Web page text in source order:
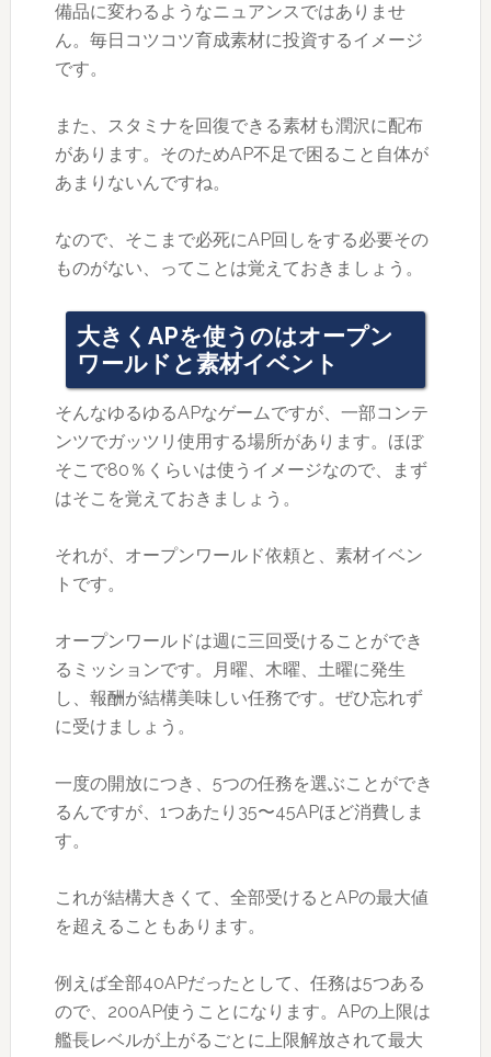
備品に変わるようなニュアンスではありませ
ん。毎日コツコツ育成素材に投資するイメージ
です。
また、スタミナを回復できる素材も潤沢に配布
があります。そのためAP不足で困ること自体が
あまりないんですね。
なので、そこまで必死にAP回しをする必要その
ものがない、ってことは覚えておきましょう。
大きくAPを使うのはオープン
ワールドと素材イベント
そんなゆるゆるAPなゲームですが、一部コンテ
ンツでガッツリ使用する場所があります。ほぼ
そこで80％くらいは使うイメージなので、まず
はそこを覚えておきましょう。
それが、オープンワールド依頼と、素材イベン
トです。
オープンワールドは週に三回受けることができ
るミッションです。月曜、木曜、土曜に発生
し、報酬が結構美味しい任務です。ぜひ忘れず
に受けましょう。
一度の開放につき、5つの任務を選ぶことができ
るんですが、1つあたり35〜45APほど消費しま
す。
これが結構大きくて、全部受けるとAPの最大値
を超えることもあります。
例えば全部40APだったとして、任務は5つある
ので、200AP使うことになります。APの上限は
艦長レベルが上がるごとに上限解放されて最大